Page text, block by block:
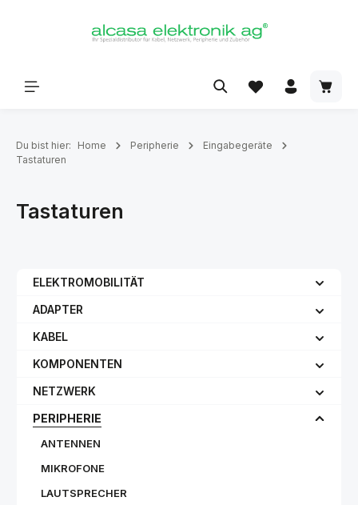
Du bist hier: Home Peripherie
Eingabegeräte
Tastaturen
Tastaturen
ELEKTROMOBILITÄT
ADAPTER
KABEL
KOMPONENTEN
NETZWERK
PERIPHERIE
ANTENNEN
MIKROFONE
LAUTSPRECHER